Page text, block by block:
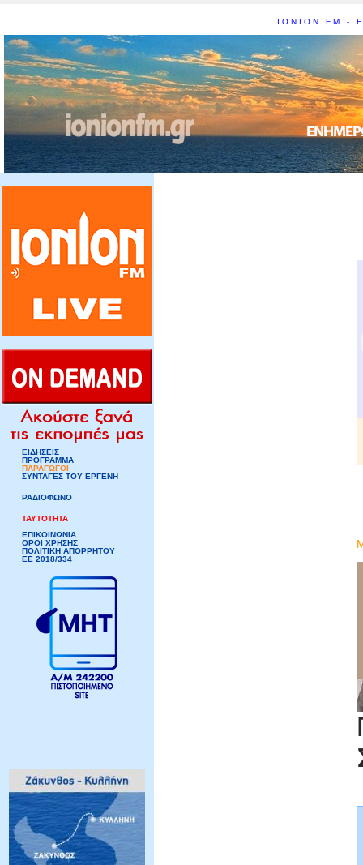
IONION FM -
ΕΙΔΗΣΕΙΣ
ΠΡΟΓΡΑΜΜΑ
ΠΑΡΑΓΩΓΟΙ
ΣΥΝΤΑΓΕΣ ΤΟΥ ΕΡΓΕΝΗ
ΡΑΔΙΟΦΩΝΟ
ΤΑΥΤΟΤΗΤΑ
ΕΠΙΚΟΙΝΩΝΙΑ
ΟΡΟΙ ΧΡΗΣΗΣ
ΠΟΛΙΤΙΚΗ ΑΠΟΡΡΗΤΟΥ
ΕΕ 2018/334